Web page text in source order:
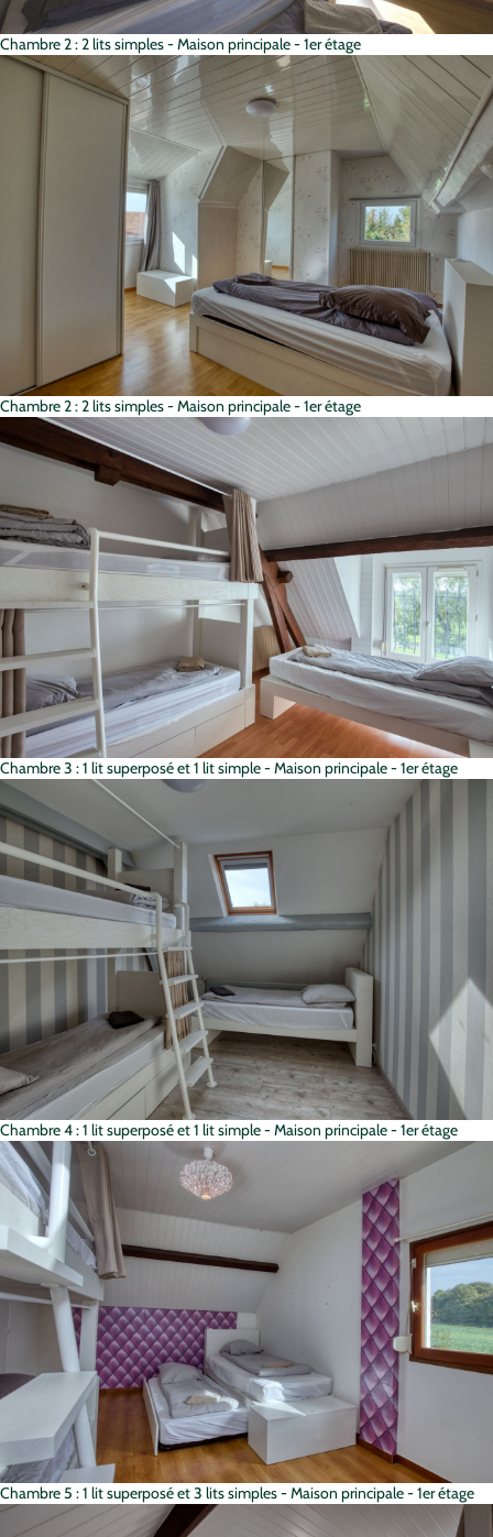
Chambre 2 : 2 lits simples - Maison principale - 1er étage
Chambre 2 : 2 lits simples - Maison principale - 1er étage
Chambre 3 : 1 lit superposé et 1 lit simple - Maison principale - 1er étage
Chambre 4 : 1 lit superposé et 1 lit simple - Maison principale - 1er étage
Chambre 5 : 1 lit superposé et 3 lits simples - Maison principale - 1er étage